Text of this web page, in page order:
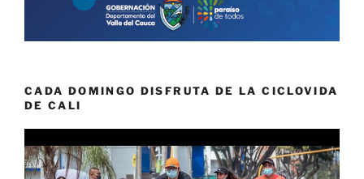
CADA DOMINGO DISFRUTA DE LA CICLOVIDA
DE CALI
de